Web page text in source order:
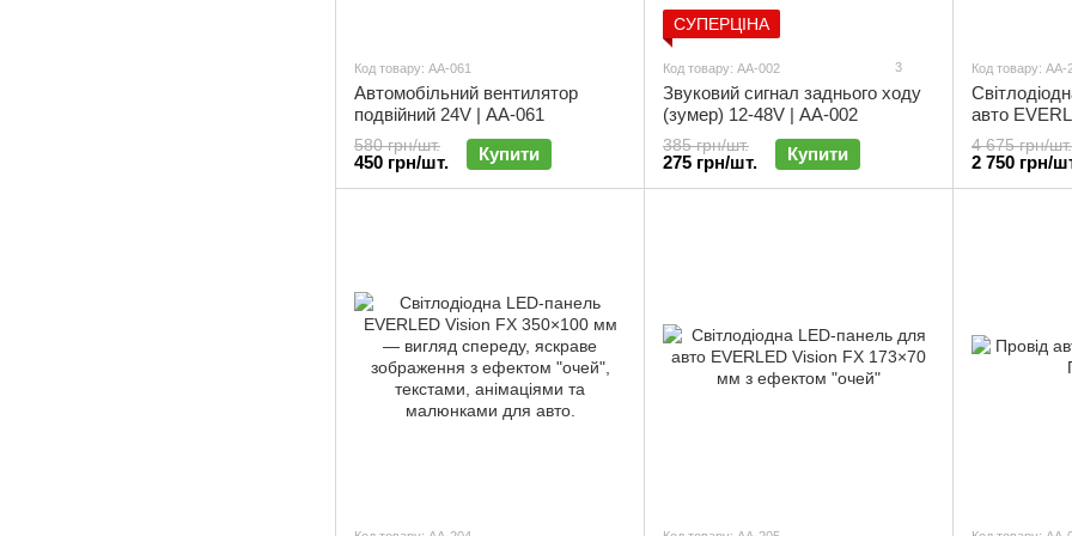
Код товару: АА-061
Автомобільний вентилятор
подвійний 24V | АА-061
580 грн/шт.
450 грн/шт. Купити
СУПЕРЦІНА
Код товару: АА-002 3
Звуковий сигнал заднього ходу
(зумер) 12-48V | АА-002
385 грн/шт.
275 грн/шт. Купити
Код товару: АА-
авто
900×190 мм
текстами,
малюнками
4 675 грн/шт.
2 750 грн/